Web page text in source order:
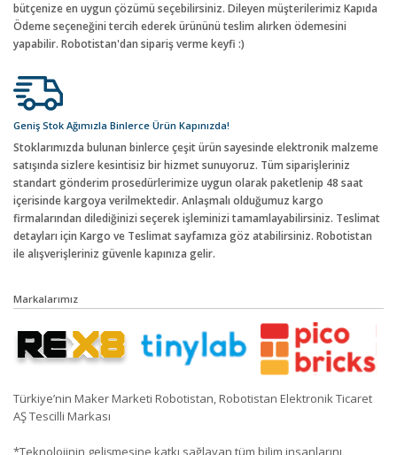
bütçenize en uygun çözümü seçebilirsiniz. Dileyen müşterilerimiz Kapıda
Ödeme seçeneğini tercih ederek ürününü teslim alırken ödemesini
yapabilir. Robotistan'dan sipariş verme keyfi :)
Geniş Stok Ağımızla Binlerce Ürün Kapınızda!
Stoklarımızda bulunan binlerce çeşit ürün sayesinde elektronik malzeme
satışında sizlere kesintisiz bir hizmet sunuyoruz. Tüm siparişleriniz
standart gönderim prosedürlerimize uygun olarak paketlenip 48 saat
içerisinde kargoya verilmektedir. Anlaşmalı olduğumuz kargo
firmalarından dilediğinizi seçerek işleminizi tamamlayabilirsiniz. Teslimat
detayları için Kargo ve Teslimat sayfamıza göz atabilirsiniz. Robotistan
ile alışverişleriniz güvenle kapınıza gelir.
Markalarımız
Türkiye’nin Maker Marketi Robotistan, Robotistan Elektronik Ticaret
AŞ Tescilli Markası
*Teknolojinin gelişmesine katkı sağlayan tüm bilim insanlarını